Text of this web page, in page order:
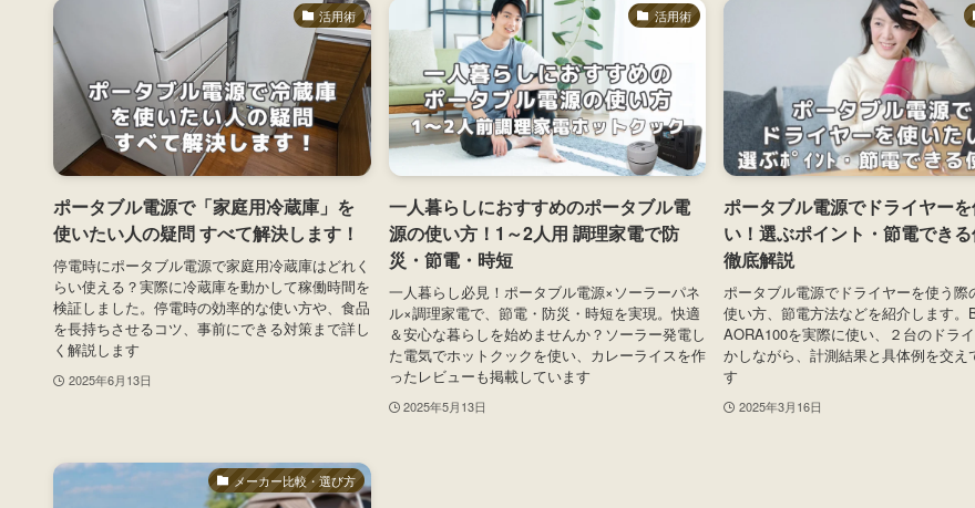
活用術
ポータブル電源で「家庭用冷蔵庫」を
使いたい人の疑問 すべて解決します！
停電時にポータブル電源で家庭用冷蔵庫はどれく
らい使える？実際に冷蔵庫を動かして稼働時間を
検証しました。停電時の効率的な使い方や、食品
を長持ちさせるコツ、事前にできる対策まで詳し
く解説します
2025年6月13日
活用術
一人暮らしにおすすめのポータブル電
源の使い方！1～2人用 調理家電で防
災・節電・時短
一人暮らし必見！ポータブル電源×ソーラーパネ
ル×調理家電で、節電・防災・時短を実現。快適
＆安心な暮らしを始めませんか？ソーラー発電し
た電気でホットクックを使い、カレーライスを作
ったレビューも掲載しています
2025年5月13日
ポータブル電源でドライヤー
い！選ぶポイント・節電でき
徹底解説
ポータブル電源でドライヤーを使う際
使い方、節電方法などを紹介します。
AORA100を実際に使い、２台のドラ
かしながら、計測結果と具体例を交え
す
2025年3月16日
メーカー比較・選び方